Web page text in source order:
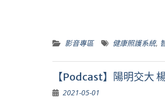
影音專區 健康照護系統,
【Podcast】陽明交大
2021-05-01